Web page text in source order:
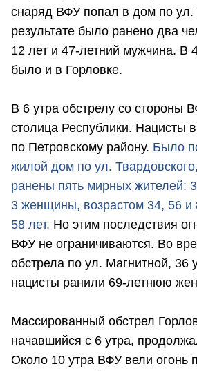
снаряд ВФУ попал в дом по ул.
результате было ранено два
12 лет и 47-летний мужчина. В
было и в Горловке.
В 6 утра обстрелу со стороны
столица Республики. Нацисты
по Петровскому району. Было
жилой дом по ул.
ранены пять мирных жителей:
3 женщины, возрастом 34, 56 и
58 лет. Но этим последствия
ВФУ не ограничиваются. Во
обстрела по ул. Магнитной, 36
нацисты ранили 69-летнюю
Массированный обстрел
начавшийся с 6 утра,
Около 10 утра ВФУ вели огонь